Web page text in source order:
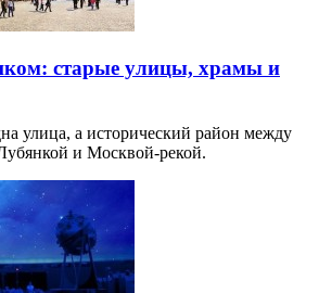
старые улицы, храмы и
улица, а исторический район между
и Москвой-рекой.